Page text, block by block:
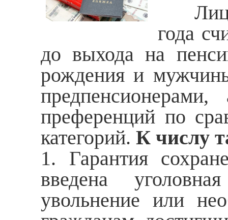
года
до выхода на
рождения и
преференций по
категорий. К числу
1. Гарантия
введена
увольнение или